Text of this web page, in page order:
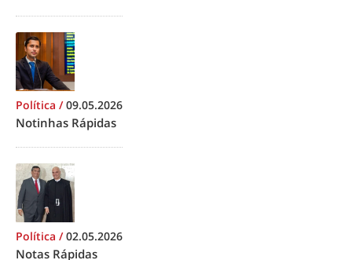
Política /09.05.2026
Notinhas Rápidas
Política /02.05.2026
Notas Rápidas